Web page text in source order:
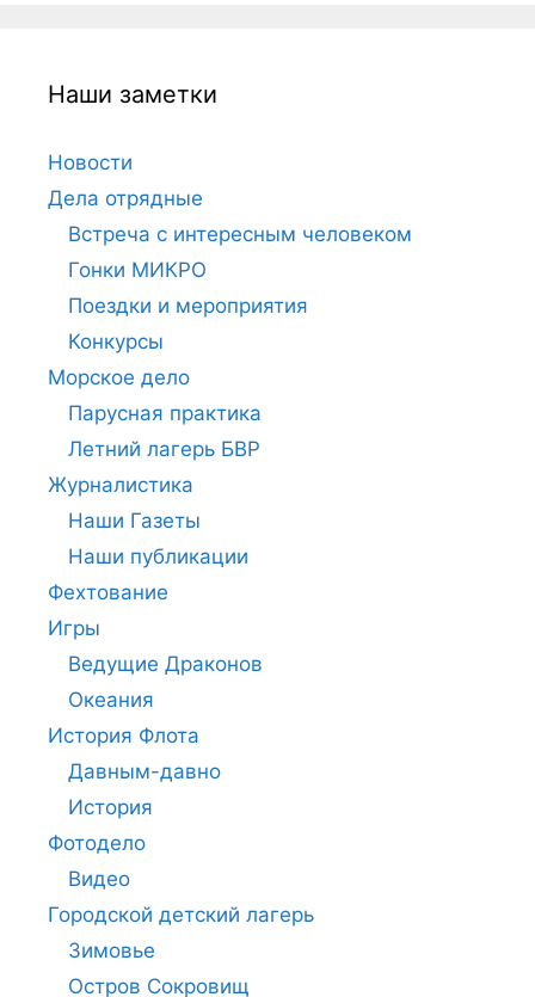
Наши заметки
Новости
Дела отрядные
Встреча с интересным человеком
Гонки МИКРО
Поездки и мероприятия
Конкурсы
Морское дело
Парусная практика
Летний лагерь БВР
Журналистика
Наши Газеты
Наши публикации
Фехтование
Игры
Ведущие Драконов
Океания
История Флота
Давным-давно
История
Фотодело
Видео
Городской детский лагерь
Зимовье
Остров Сокровищ